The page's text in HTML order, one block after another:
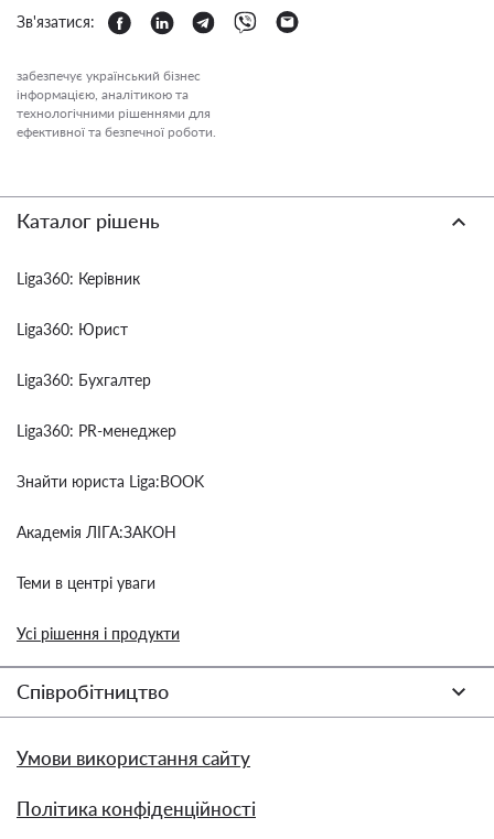
Зв'язатися:
забезпечує український бізнес
інформацією, аналітикою та
технологічними рішеннями для
ефективної та безпечної роботи.
Каталог рішень
Liga360: Керівник
Liga360: Юрист
Liga360: Бухгалтер
Liga360: PR-менеджер
Знайти юриста Liga:BOOK
Академія ЛІГА:ЗАКОН
Теми в центрі уваги
Усі рішення і продукти
Співробітництво
Умови використання сайту
Політика конфіденційності